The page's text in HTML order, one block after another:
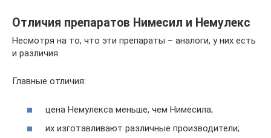
Отличия препаратов Нимесил и Немулекс
Несмотря на то, что эти препараты – аналоги, у них есть
и различия.
Главные отличия:
цена Немулекса меньше, чем Нимесила;
их изготавливают различные производители;